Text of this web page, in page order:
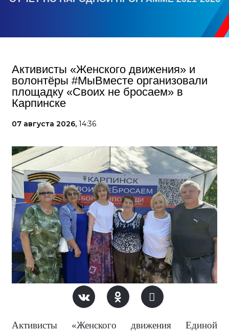
Активисты «Женского движения» и
волонтёры #МыВместе организовали
площадку «Своих не бросаем» в
Карпинске
07 августа 2026, 14:36
Активисты «Женского движения Единой